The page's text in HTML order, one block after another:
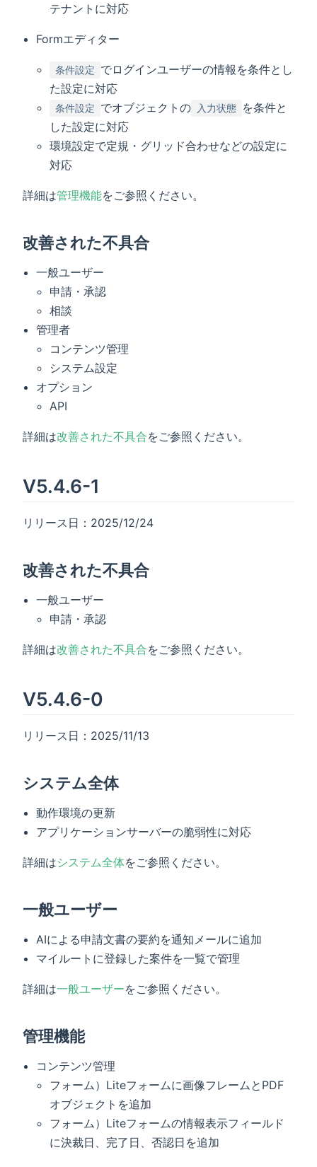
テナントに対応
Formエディター
条件設定
でログインユーザーの情報を条件とし
た設定に対応
条件設定 でオブジェクトの 入力状態
を条件と
した設定に対応
環境設定で定規・グリッド合わせなどの設定に
対応
詳細は管理機能をご参照ください。
改善された不具合
一般ユーザー
申請・承認
相談
管理者
コンテンツ管理
システム設定
オプション
API
詳細は改善された不具合をご参照ください。
V5.4.6-1
リリース日：2025/12/24
改善された不具合
一般ユーザー
申請・承認
詳細は改善された不具合をご参照ください。
V5.4.6-0
リリース日：2025/11/13
システム全体
動作環境の更新
アプリケーションサーバーの脆弱性に対応
詳細はシステム全体をご参照ください。
一般ユーザー
AIによる申請文書の要約を通知メールに追加
マイルートに登録した案件を一覧で管理
詳細は一般ユーザーをご参照ください。
管理機能
コンテンツ管理
フォーム）Liteフォームに画像フレームとPDF
オブジェクトを追加
フォーム）Liteフォームの情報表示フィールド
に決裁日、完了日、否認日を追加